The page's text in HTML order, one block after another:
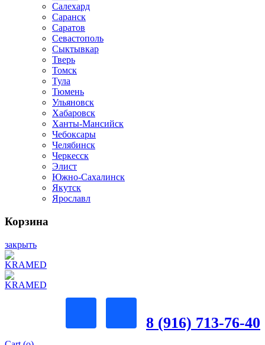
Салехард
Саранск
Саратов
Севастополь
Сыктывкар
Тверь
Томск
Тула
Тюмень
Ульяновск
Хабаровск
Ханты-Мансийск
Чебоксары
Челябинск
Черкесск
Элист
Южно-Сахалинск
Якутск
Ярославл
Корзина
закрыть
8 (916) 713-76-40